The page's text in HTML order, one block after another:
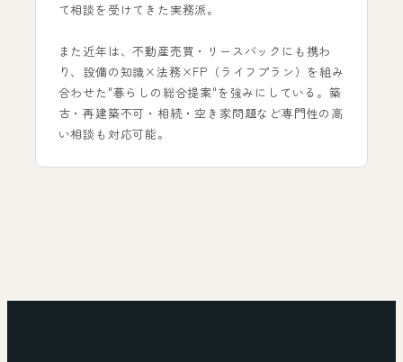
て相談を受けてきた実務派。
また近年は、不動産売買・リースバックにも携わ
り、設備の知識×法務×FP（ライフプラン）を組み
合わせた"暮らしの総合提案"を強みにしている。築
古・再建築不可・相続・空き家問題など専門性の高
い相談も対応可能。